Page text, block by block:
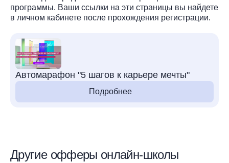
программы. Ваши ссылки на эти страницы вы найдете
в личном кабинете после прохождения регистрации.
Автомарафон "5 шагов к карьере мечты"
Подробнее
Другие офферы онлайн-школы